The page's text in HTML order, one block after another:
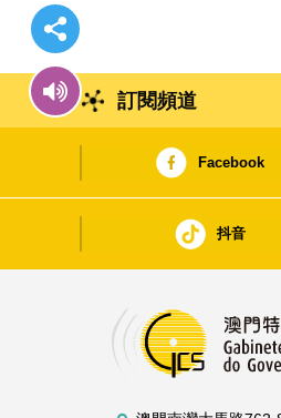
訂閱頻道
Facebook
抖音